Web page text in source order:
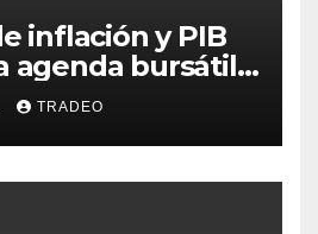
inflación y PIB
agenda bursátil
semana
TRADEO